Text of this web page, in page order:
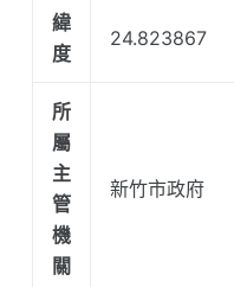
緯
度
24.823867
所
屬
主
管
機
關
新竹市政府